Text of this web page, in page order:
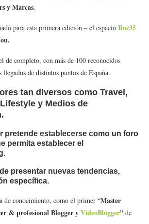
y Marcas.
para esta primera edición – el espacio Roc35
de completo, con más de 100 reconocidos
de distintos puntos de España.
tan diversos como Travel ,
Lifestyle y Medios de
.
pretende establecerse como un foro
permita establecer el
presentar nuevas tendencias,
específica.
de conocimiento, como el primer “Master
& profesional Blogger yVideoBlogger” de